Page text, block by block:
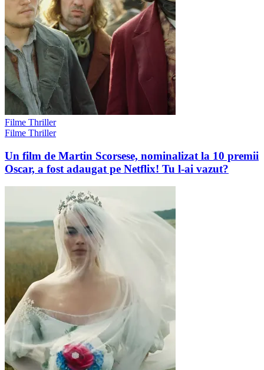
Filme Thriller
Filme Thriller
Un film de Martin Scorsese, nominalizat la 10 premii
Oscar, a fost adaugat pe Netflix! Tu l-ai vazut?